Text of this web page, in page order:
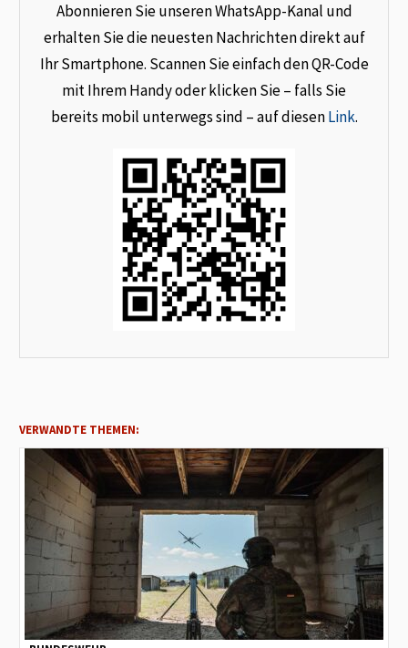
Abonnieren Sie unseren WhatsApp-Kanal und
erhalten Sie die neuesten Nachrichten direkt auf
Ihr Smartphone. Scannen Sie einfach den QR-Code
mit Ihrem Handy oder klicken Sie – falls Sie
bereits mobil unterwegs sind – auf diesenLink.
VERWANDTE THEMEN: